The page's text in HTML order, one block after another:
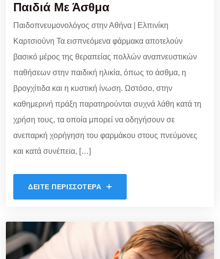
Παιδιά Με Άσθμα
Παιδοπνευμονολόγος στην Αθήνα | Ελπινίκη
Καρτσιούνη Τα εισπνεόμενα φάρμακα αποτελούν
βασικό μέρος της θεραπείας πολλών αναπνευστικών
παθήσεων στην παιδική ηλικία, όπως το άσθμα, η
βρογχίτιδα και η κυστική ίνωση. Ωστόσο, στην
καθημερινή πράξη παρατηρούνται συχνά λάθη κατά τη
χρήση τους, τα οποία μπορεί να οδηγήσουν σε
ανεπαρκή χορήγηση του φαρμάκου στους πνεύμονες
και κατά συνέπεια, […]
ΔΕΊΤΕ ΠΕΡΙΣΣΌΤΕΡΑ